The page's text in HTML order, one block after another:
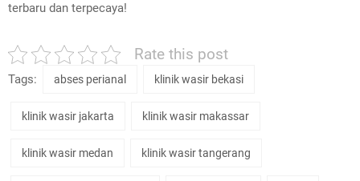
terbaru dan terpecaya!
Rate this post
Tags: abses perianal klinik wasir bekasi
klinik wasir jakarta klinik wasir makassar
klinik wasir medan klinik wasir tangerang